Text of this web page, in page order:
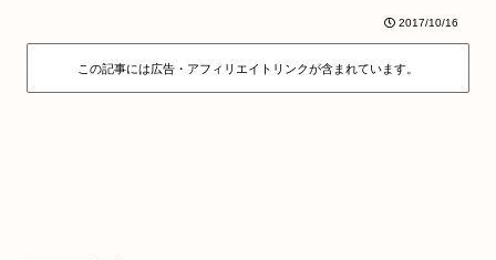
2017/10/16
この記事には広告・アフィリエイトリンクが含まれています。